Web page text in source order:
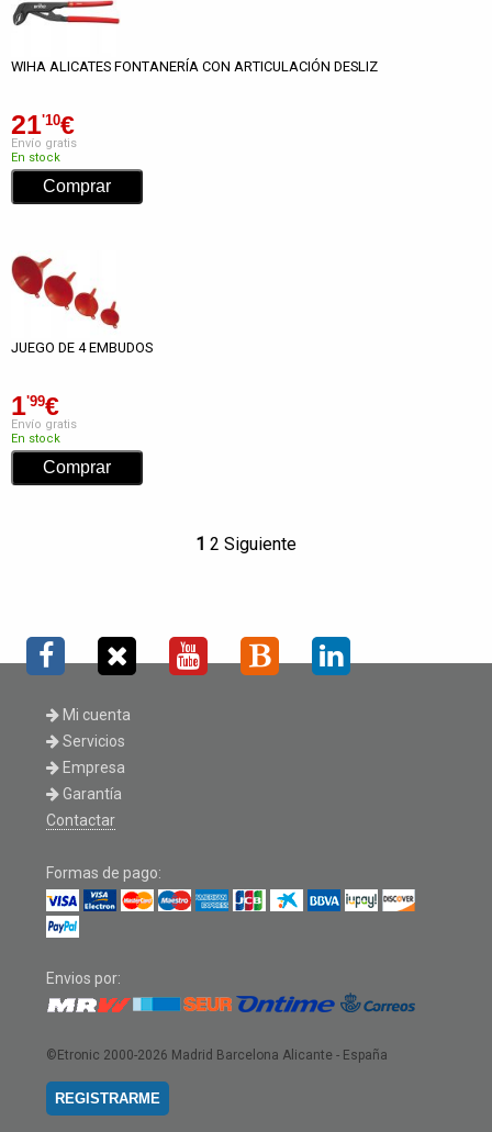
WIHA ALICATES FONTANERÍA CON ARTICULACIÓN DESLIZ
21'10€
Envío gratis
En stock
JUEGO DE 4 EMBUDOS
1'99€
Envío gratis
En stock
1 2 Siguiente
Mi cuenta
Servicios
Empresa
Garantía
Contactar
Formas de pago:
Envios por:
©Etronic 2000-2026 Madrid Barcelona Alicante - España
REGISTRARME